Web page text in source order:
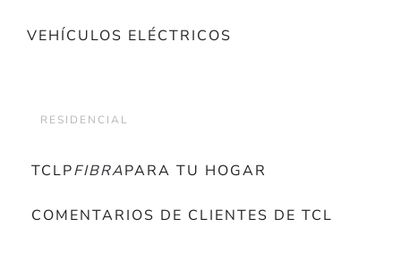
VEHÍCULOS ELÉCTRICOS
RESIDENCIAL
TCLPFIBRAPARA TU HOGAR
COMENTARIOS DE CLIENTES DE TCL